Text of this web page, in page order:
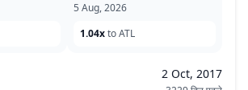
5 Aug, 2026
1.04xto ATL
2 Oct, 2017